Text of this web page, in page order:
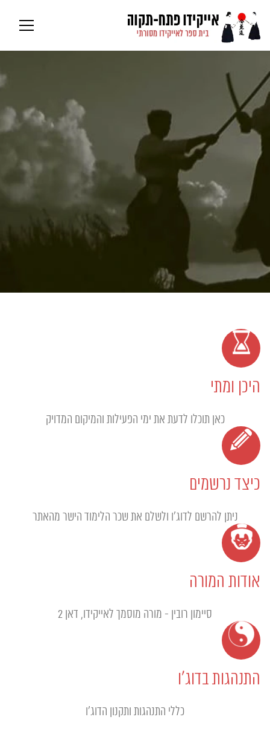
היכן ומתי
כאן תוכלו לדעת את ימי הפעילות והמיקום המדויק
כיצד נרשמים
ניתן להרשם לדוג'ו ולשלם את שכר הלימוד הישר מהאתר
אודות המורה
סיימון רובין - מורה מוסמך לאייקידו, דאן 2
התנהגות בדוג'ו
כללי התנהגות ותקנון הדוג'ו